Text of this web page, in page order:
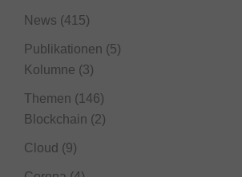
News (415)
Publikationen (5)
Kolumne (3)
Themen (146)
Blockchain (2)
Cloud (9)